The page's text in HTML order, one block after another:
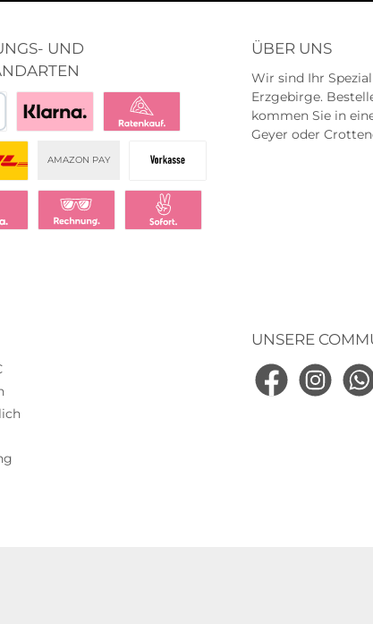
UND
AMAZON PAY
Vorkasse
Bezahlen mit Klarna
ÜBER UNS
Wir sind Ihr
Erzgebirge.
kommen Sie in
Geyer oder
UNSERE
FacebookInstagram